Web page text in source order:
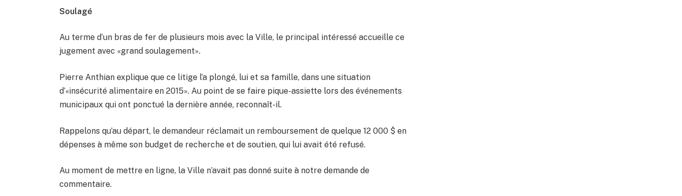
Soulagé
Au terme d’un bras de fer de plusieurs mois avec la Ville, le principal intéressé accueille ce
jugement avec «grand soulagement».
Pierre Anthian explique que ce litige l’a plongé, lui et sa famille, dans une situation
d’«insécurité alimentaire en 2015». Au point de se faire pique-assiette lors des événements
municipaux qui ont ponctué la dernière année, reconnaît-il.
Rappelons qu’au départ, le demandeur réclamait un remboursement de quelque 12 000 $ en
dépenses à même son budget de recherche et de soutien, qui lui avait été refusé.
Au moment de mettre en ligne, la Ville n’avait pas donné suite à notre demande de
commentaire.